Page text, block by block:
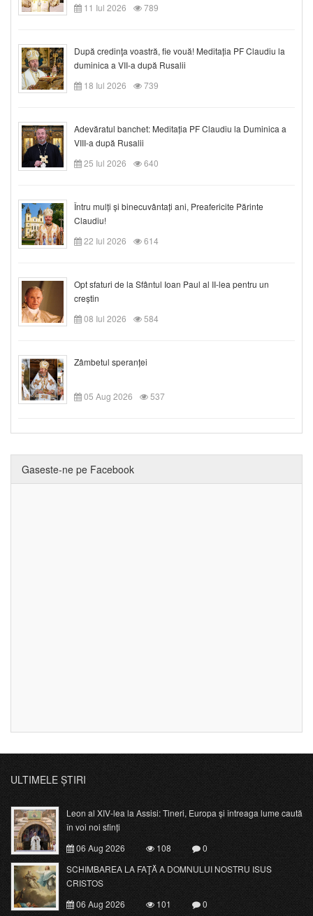
11 Iul 2026
789
După credinţa voastră, fie vouă! Meditația PF Claudiu la
duminica a VII-a după Rusalii
18 Iul 2026
739
Adevăratul banchet: Meditația PF Claudiu la Duminica a
VIII-a după Rusalii
25 Iul 2026
640
Întru mulți și binecuvântați ani, Preafericite Părinte
Claudiu!
22 Iul 2026
614
Opt sfaturi de la Sfântul Ioan Paul al II-lea pentru un
creștin
08 Iul 2026
584
Zâmbetul speranței
05 Aug 2026 537
Gaseste-ne pe Facebook
ULTIMELE ȘTIRI
Leon al XIV-lea la Assisi: Tineri, Europa și întreaga lume caută
în voi noi sfinți
06 Aug 2026
108
0
SCHIMBAREA LA FAŢĂ A DOMNULUI NOSTRU ISUS
CRISTOS
06 Aug 2026
101
0